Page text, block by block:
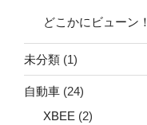
どこかにビューン！
未分類 (1)
自動車 (24)
XBEE (2)